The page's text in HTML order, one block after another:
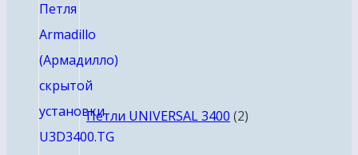
Петли UNIVERSAL 3400 2